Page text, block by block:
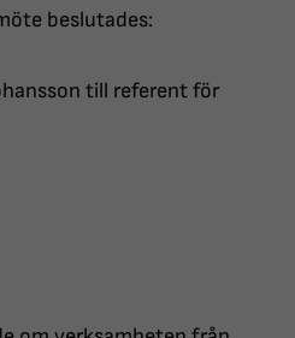
beslutades:
till referent för